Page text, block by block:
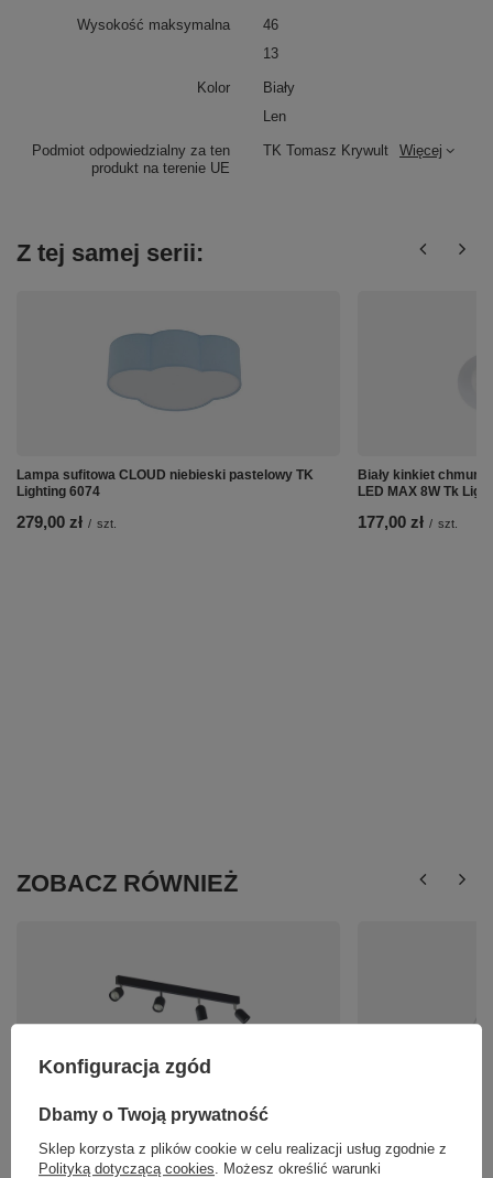
Podmiot odpowiedzialny za ten
produkt na terenie UE
TK Tomasz Krywult Więcej
Wysokość maksymalna
46
13
Kolor
Biały
Len
Z tej samej serii:
Lampa sufitowa CLOUD niebieski pastelowy TK
Lighting 6074
279,00 zł / szt.
Biały kinkiet
LED MAX 8W Tk
177,00 zł / szt.
ZOBACZ RÓWNIEŻ
TOP BLACK LAMPA SUFITOWA 4 PŁ TK Lighting
1009
274,01 zł / szt. 127,00 zł / szt.
Konfiguracja zgód
Dbamy o Twoją prywatność
Sklep korzysta z plików cookie w celu realizacji usług zgodnie z
Polityką dotyczącą cookies. Możesz określić warunki